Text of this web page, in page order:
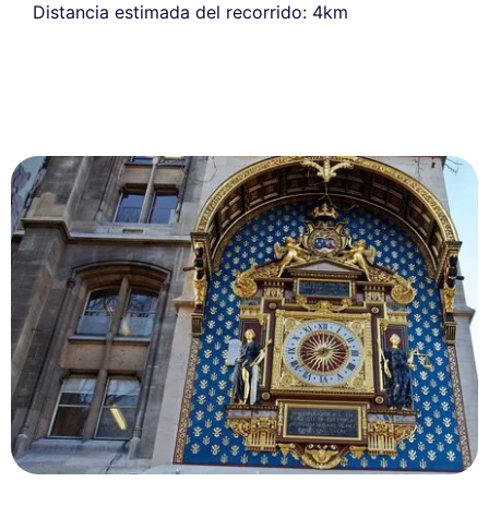
Distancia estimada del recorrido: 4km